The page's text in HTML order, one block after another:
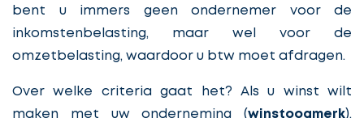
bent u immers geen ondernemer voor de
inkomstenbelasting, maar wel voor de
omzetbelasting, waardoor u btw moet afdragen.
Over welke criteria gaat het? Als u winst wilt
maken met uw onderneming (winstoogmerk),